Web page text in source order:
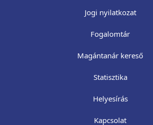
Jogi nyilatkozat
Fogalomtár
Magántanár kereső
Statisztika
Helyesírás
Kapcsolat